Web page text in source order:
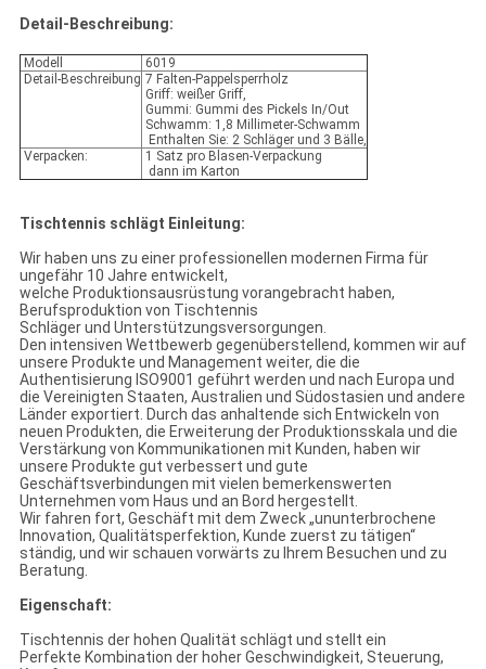
Detail-Beschreibung:
Modell
6019
Detail-Beschreibung 7 Falten-Pappelsperrholz
Griff: weißer Griff,
Gummi: Gummi des Pickels In/Out
Schwamm: 1,8 Millimeter-Schwamm
Enthalten Sie: 2 Schläger und 3 Bälle,
Verpacken:
1 Satz pro Blasen-Verpackung
dann im Karton
Tischtennis schlägt Einleitung:
Wir haben uns zu einer professionellen modernen Firma für
ungefähr 10 Jahre entwickelt,
welche Produktionsausrüstung vorangebracht haben,
Berufsproduktion von Tischtennis
Schläger und Unterstützungsversorgungen.
Den intensiven Wettbewerb gegenüberstellend, kommen wir auf
unsere Produkte und Management weiter, die die
Authentisierung ISO9001 geführt werden und nach Europa und
die Vereinigten Staaten, Australien und Südostasien und andere
Länder exportiert. Durch das anhaltende sich Entwickeln von
neuen Produkten, die Erweiterung der Produktionsskala und die
Verstärkung von Kommunikationen mit Kunden, haben wir
unsere Produkte gut verbessert und gute
Geschäftsverbindungen mit vielen bemerkenswerten
Unternehmen vom Haus und an Bord hergestellt.
Wir fahren fort, Geschäft mit dem Zweck „ununterbrochene
Innovation, Qualitätsperfektion, Kunde zuerst zu tätigen“
ständig, und wir schauen vorwärts zu Ihrem Besuchen und zu
Beratung.
Eigenschaft:
Tischtennis der hohen Qualität schlägt und stellt ein
Perfekte Kombination der hoher Geschwindigkeit, Steuerung,